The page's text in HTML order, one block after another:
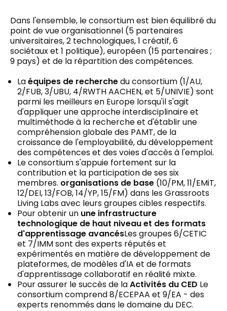
Dans l'ensemble, le consortium est bien équilibré du
point de vue organisationnel (5 partenaires
universitaires, 2 technologiques, 1 créatif, 6
sociétaux et 1 politique), européen (15 partenaires ;
9 pays) et de la répartition des compétences.
Laéquipes de recherchedu consortium (1/AU,
2/FUB, 3/UBU, 4/RWTH AACHEN, et 5/UNIVIE) sont
parmi les meilleurs en Europe lorsqu'il s'agit
d'appliquer une approche interdisciplinaire et
multiméthode à la recherche et d'établir une
compréhension globale des PAMT, de la
croissance de l'employabilité, du développement
des compétences et des voies d'accès à l'emploi.
Le consortium s'appuie fortement sur la
contribution et la participation de ses six
membres. organisations de base (10/PM, 11/EMiT,
12/DEI, 13/FOB, 14/YP, 15/FM) dans les Grassroots
Living Labs avec leurs groupes cibles respectifs.
Pour obtenir un une infrastructure
technologique de haut niveau et des formats
d'apprentissage avancésLes groupes 6/CETIC
et 7/IMM sont des experts réputés et
expérimentés en matière de développement de
plateformes, de modèles d'IA et de formats
d'apprentissage collaboratif en réalité mixte.
Pour assurer le succès de laActivités du CED Le
consortium comprend 8/ECEPAA et 9/EA - des
experts renommés dans le domaine du DEC.